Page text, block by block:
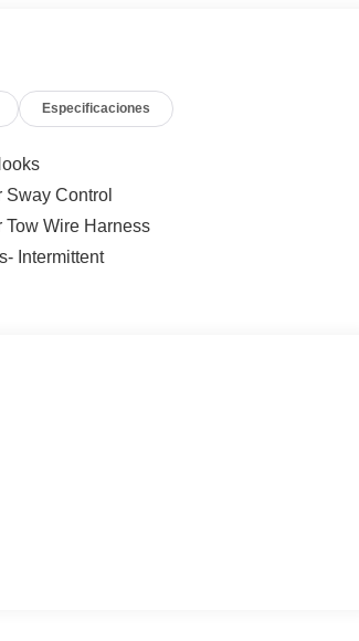
Especificaciones
Sway Control
Tow Wire Harness
Intermittent